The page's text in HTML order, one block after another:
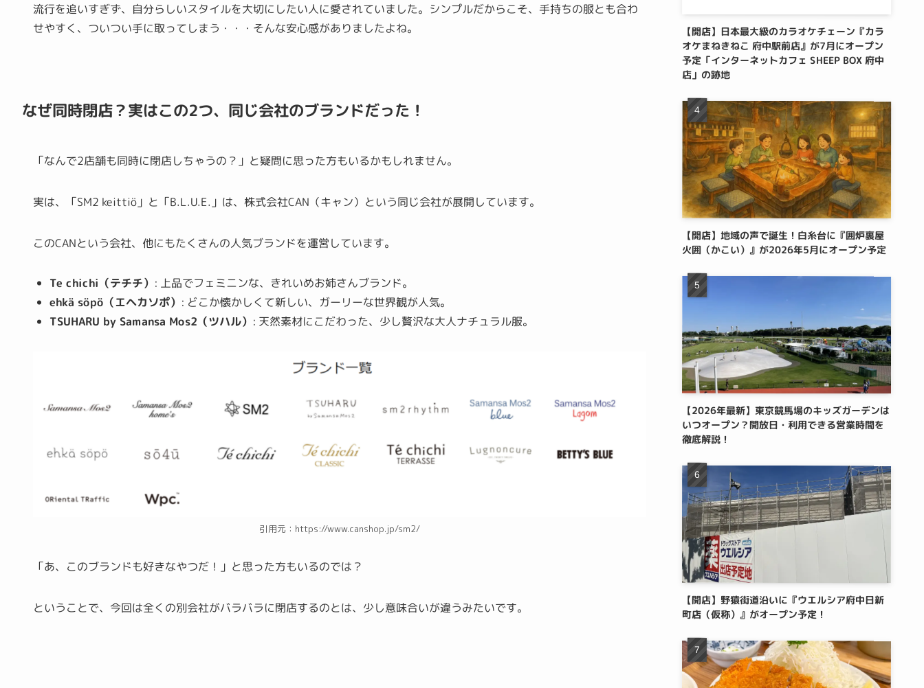
流行を追いすぎず、自分らしいスタイルを大切にしたい人に愛されていました。シンプルだからこそ、手持ちの服とも合わ
せやすく、ついつい手に取ってしまう・・・そんな安心感がありましたよね。
なぜ同時閉店？実はこの2つ、同じ会社のブランドだった！
「なんで2店舗も同時に閉店しちゃうの？」と疑問に思った方もいるかもしれません。
実は、「SM2 keittiö」と「B.L.U.E.」は、株式会社CAN（キャン）という同じ会社が展開しています。
このCANという会社、他にもたくさんの人気ブランドを運営しています。
Te chichi（テチチ） : 上品でフェミニンな、きれいめお姉さんブランド。
ehkä söpö（エヘカソポ） : どこか懐かしくて新しい、ガーリーな世界観が人気。
TSUHARU by Samansa Mos2（ツハル） : 天然素材にこだわった、少し贅沢な大人ナチュラル服。
引用元：https://www.canshop.jp/sm2/
「あ、このブランドも好きなやつだ！」と思った方もいるのでは？
ということで、今回は全くの別会社がバラバラに閉店するのとは、少し意味合いが違うみたいです。
【開店】日本最大級のカラオケチェーン『カラ
オケまねきねこ 府中駅前店』が7月にオープン
予定「インターネットカフェ SHEEP BOX 府中
店」の跡地
【開店】地域の声で誕生！白糸台に『囲炉裏屋
火囲（かこい）』が2026年5月にオープン予定
【2026年最新】東京競馬場のキッズガーデンは
いつオープン？開放日・利用できる営業時間を
徹底解説！
【開店】野猿街道沿いに『ウエルシア府中日新
町店（仮称）』がオープン予定！